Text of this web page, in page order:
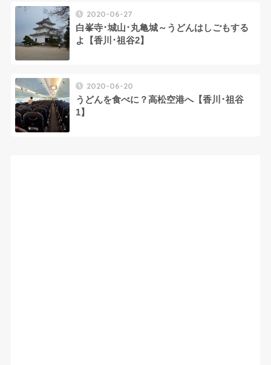
2020-06-27
白峯寺･城山･丸亀城～うどんはしごもする
よ【香川･祖谷2】
2020-06-20
うどんを食べに？高松空港へ【香川･祖谷
1】